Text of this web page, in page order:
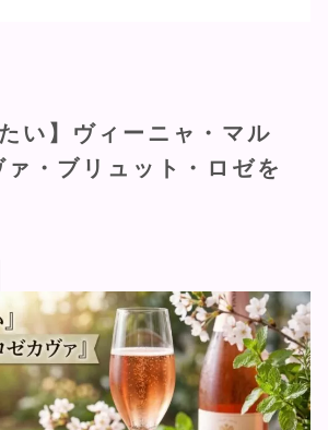
い】ヴィーニャ・マル
・ブリュット・ロゼを